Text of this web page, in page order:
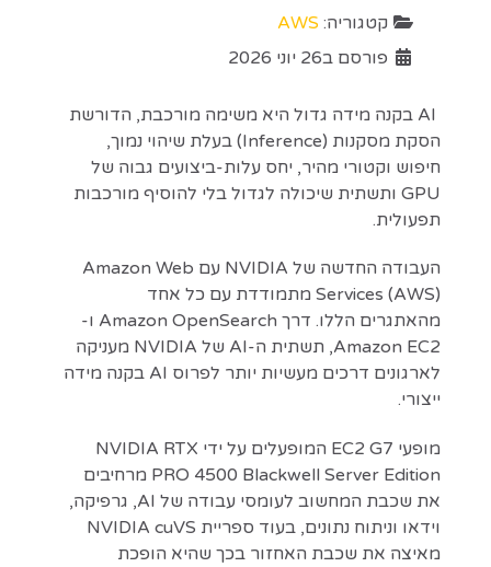
קטגוריה: AWS
פורסם ב26 יוני 2026
AI בקנה מידה גדול היא משימה מורכבת, הדורשת
הסקת מסקנות (Inference) בעלת שיהוי נמוך,
חיפוש וקטורי מהיר, יחס עלות-ביצועים גבוה של
GPU ותשתית שיכולה לגדול בלי להוסיף מורכבות
תפעולית.
העבודה החדשה של NVIDIA עם Amazon Web
Services (AWS) מתמודדת עם כל אחד
מהאתגרים הללו. דרך Amazon OpenSearch ו-
Amazon EC2, תשתית ה-AI של NVIDIA מעניקה
לארגונים דרכים מעשיות יותר לפרוס AI בקנה מידה
ייצורי.
מופעי EC2 G7 המופעלים על ידי NVIDIA RTX
PRO 4500 Blackwell Server Edition מרחיבים
את שכבת המחשוב לעומסי עבודה של AI, גרפיקה,
וידאו וניתוח נתונים, בעוד ספריית NVIDIA cuVS
מאיצה את שכבת האחזור בכך שהיא הופכת